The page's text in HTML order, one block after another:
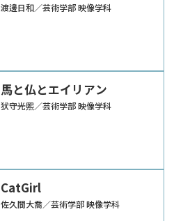
渡邊日和／芸術学部 映像学科
馬と仏とエイリアン
犾守光熙／芸術学部 映像学科
CatGirl
佐久間大喬／芸術学部 映像学科